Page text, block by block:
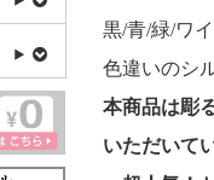
黒/青/緑/ワ
色違いのシ
本商品は彫
いただいて